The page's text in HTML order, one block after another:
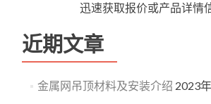
迅速获取报价或产品详情
近期文章
金属网吊顶材料及安装介绍 2023